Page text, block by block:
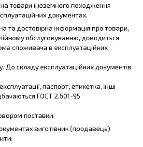
на товари іноземного походження
документах.
та достовірна інформація про товари,
обслуговуванню, доводиться
споживача в експлуатаційних
До складу експлуатаційних документів
паспорт, етикетка, інші
ГОСТ 2.601-95
поставки.
виготівник (продавець)